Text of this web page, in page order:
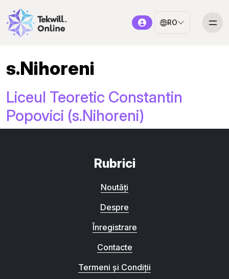
RO
s.Nihoreni
Liceul Teoretic Constantin
Popovici (s.Nihoreni)
Rubrici
Noutăți
Despre
Înregistrare
Contacte
Termeni și Condiții